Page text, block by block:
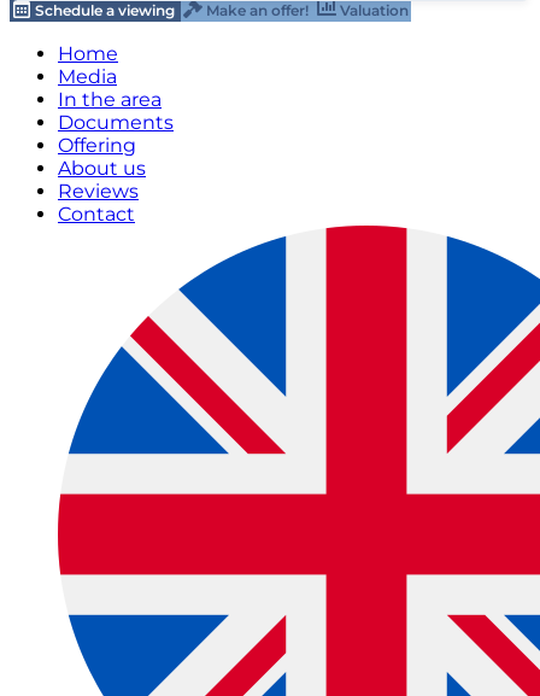
Schedule a viewing
Make an offer! Valuation
Home
Media
In the area
Documents
Offering
About us
Reviews
Contact